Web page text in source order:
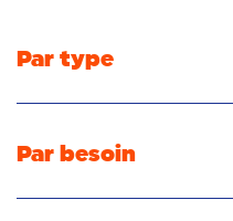
Par type
Poudre
Détachant
Par besoin